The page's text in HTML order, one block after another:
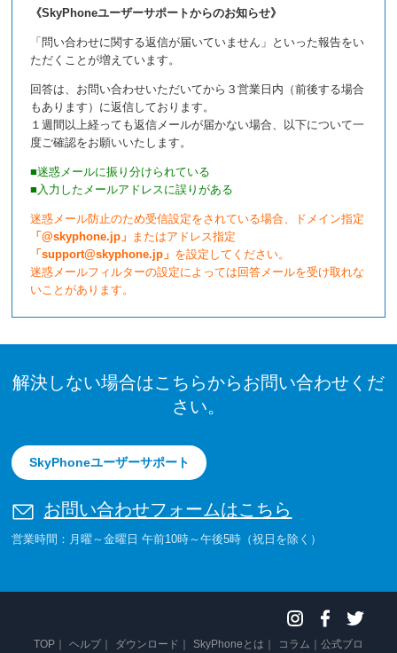
《SkyPhoneユーザーサポートからのお知らせ》
「問い合わせに関する返信が届いていません」といった報告をい
ただくことが増えています。
回答は、お問い合わせいただいてから３営業日内（前後する場合
もあります）に返信しております。
１週間以上経っても返信メールが届かない場合、以下について一
度ご確認をお願いいたします。
■迷惑メールに振り分けられている
■入力したメールアドレスに誤りがある
迷惑メール防止のため受信設定をされている場合、ドメイン指定
「@skyphone.jp」
またはアドレス指定
「support@skyphone.jp」 を設定してください。
迷惑メールフィルターの設定によっては回答メールを受け取れな
いことがあります。
解決しない場合はこちらからお問い合わせくだ
さい。
SkyPhoneユーザーサポート
お問い合わせフォームはこちら
営業時間：月曜～金曜日 午前10時～午後5時（祝日を除く）
TOP ヘルプ ダウンロード SkyPhoneとは コラム 公式ブロ